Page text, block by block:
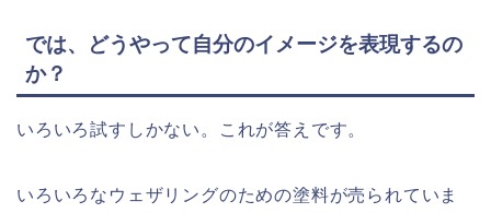
では、どうやって自分のイメージを表現するの
か？
いろいろ試すしかない。これが答えです。
いろいろなウェザリングのための塗料が売られていま